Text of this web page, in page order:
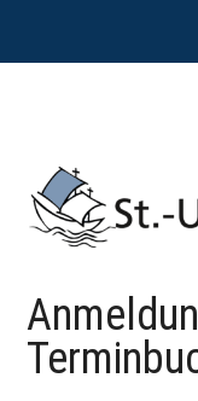
St.
Ursula
Kompetenz,
Persönlichkeit,
Chancen